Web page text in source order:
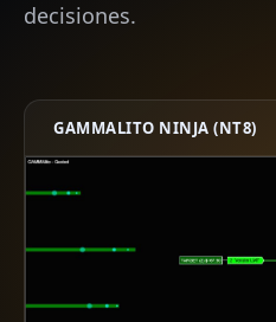
decisiones.
GAMMALITO NINJA (NT8)